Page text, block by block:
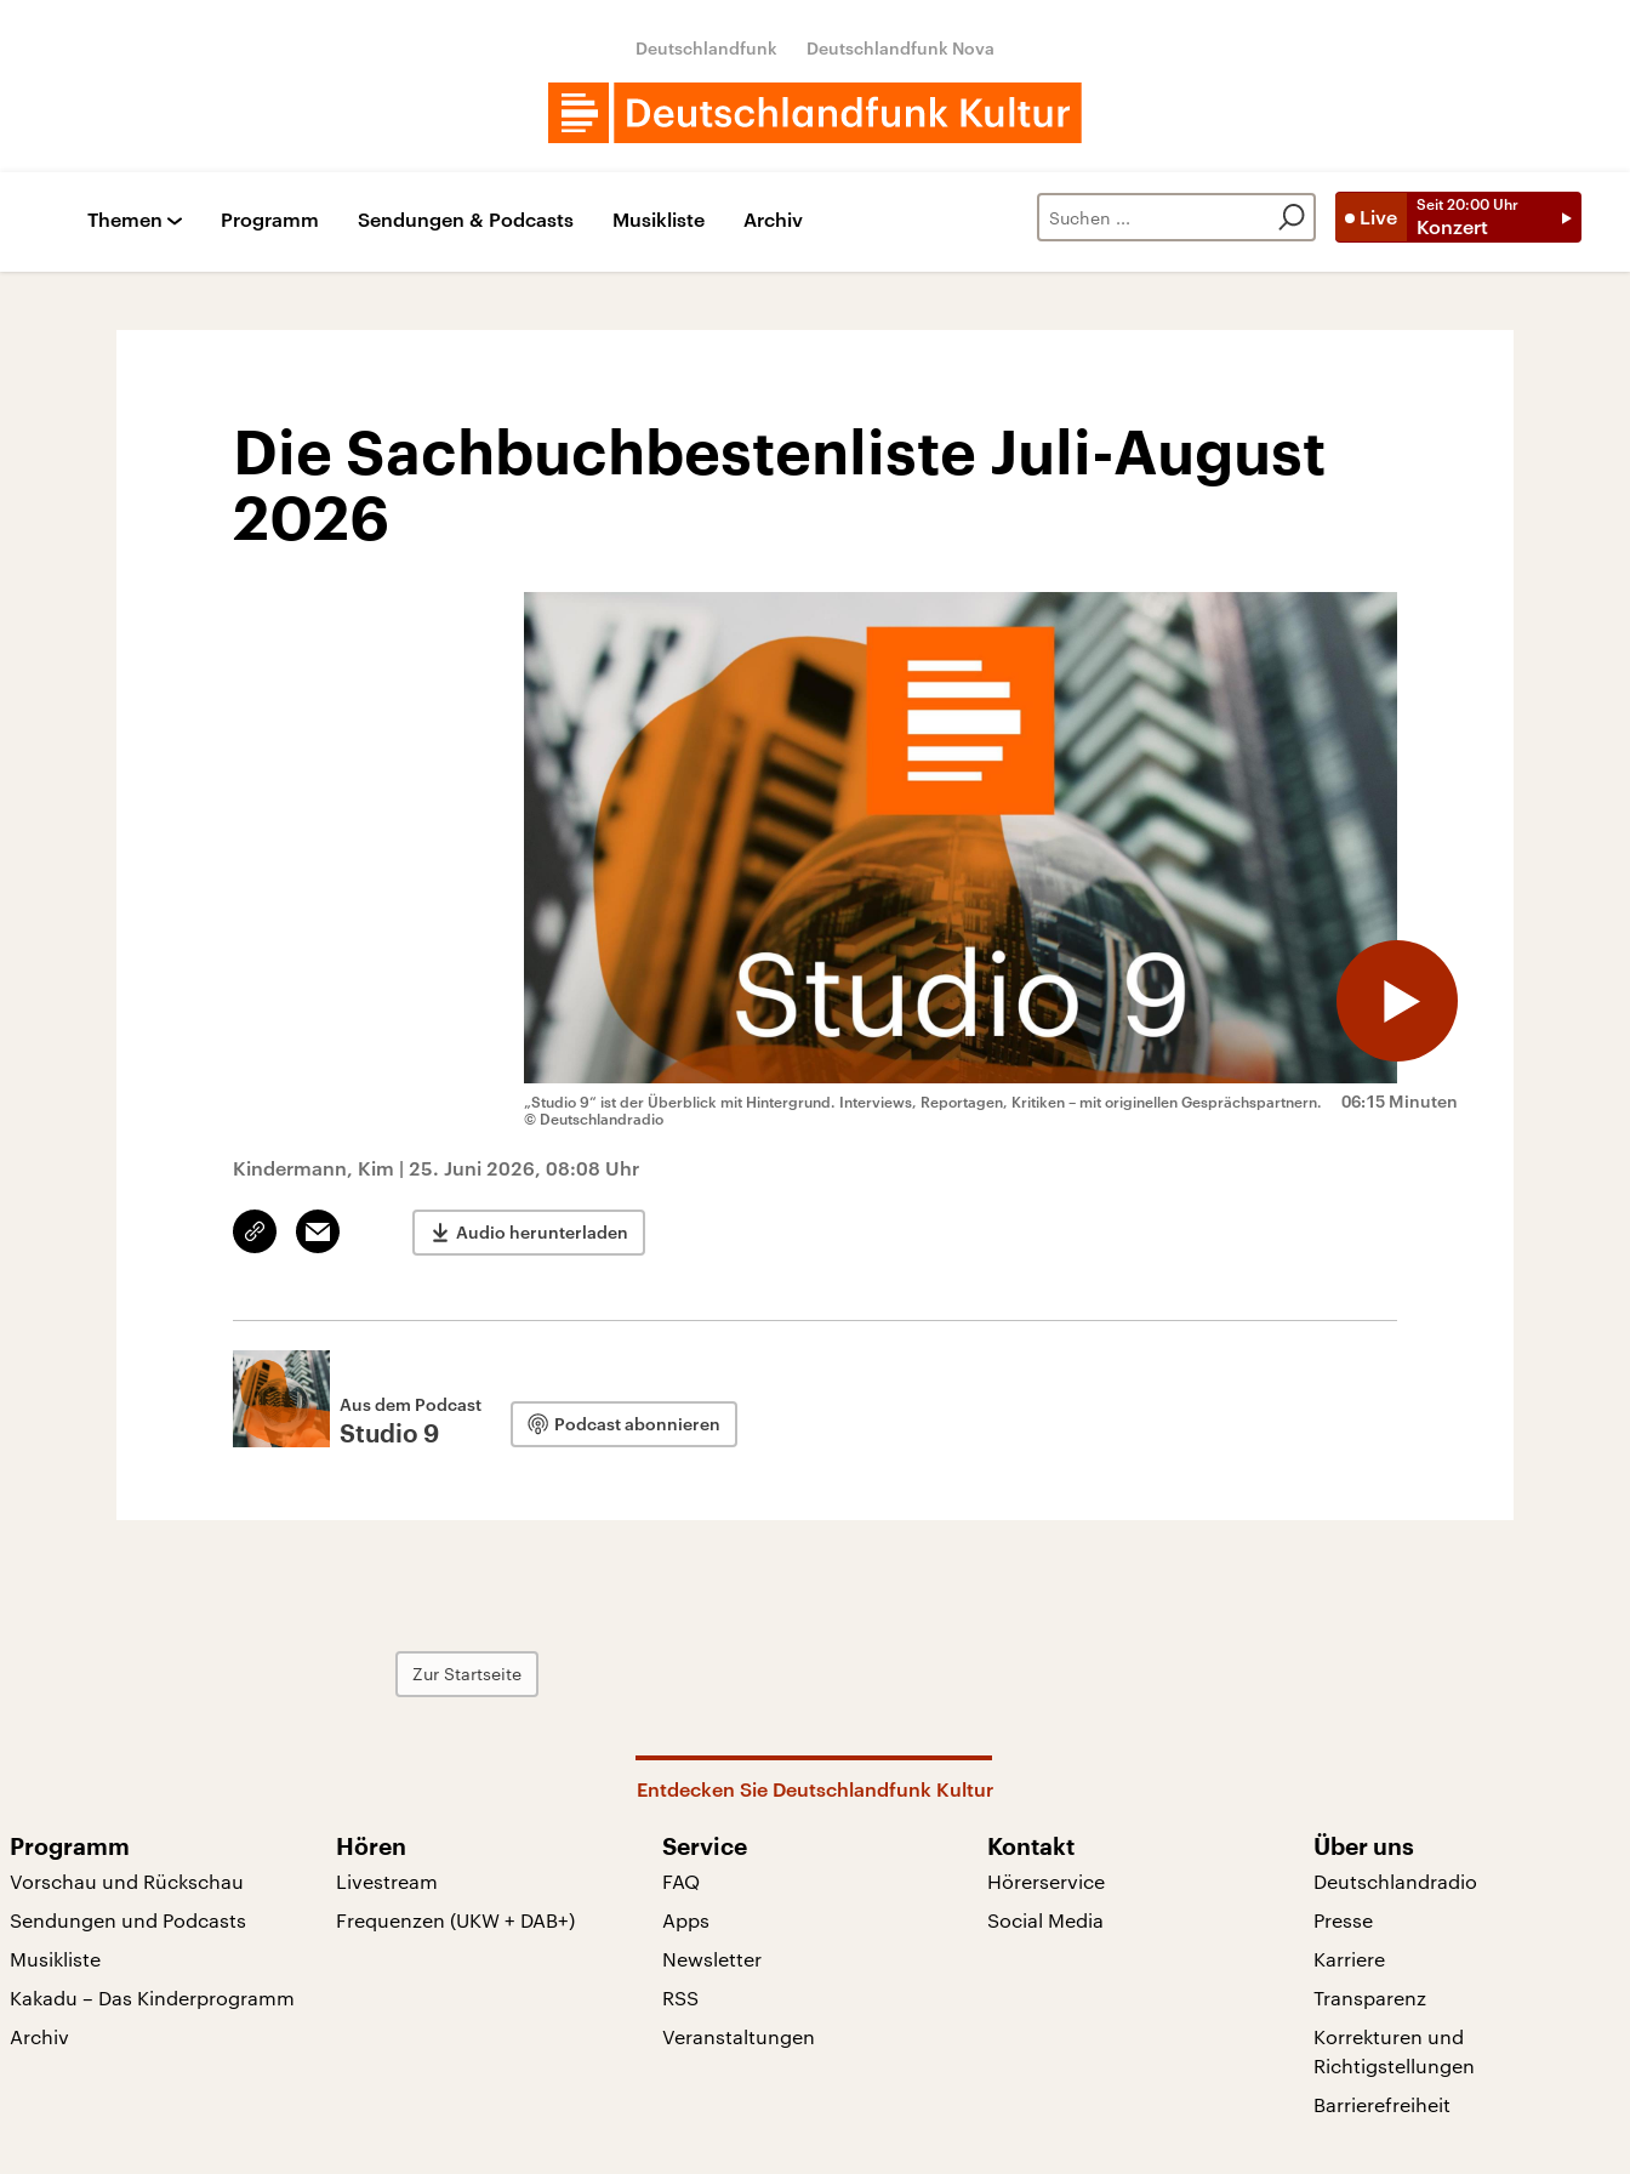
Deutschlandfunk Deutschlandfunk Nova
Live
Seit 20:00 Uhr
Konzert
Themen Programm Sendungen & Podcasts Musikliste Archiv
Die Sachbuchbestenliste Juli-August
2026
06:15 Minuten
„Studio 9“ ist der Überblick mit Hintergrund. Interviews, Reportagen, Kritiken – mit originellen Gesprächspartnern.
© Deutschlandradio
Kindermann, Kim | 25. Juni 2026, 08:08 Uhr
Link
kopieren/teilen
Email Audio herunterladen
Aus dem Podcast
Studio 9 Podcast abonnieren
Zur Startseite
Entdecken Sie Deutschlandfunk Kultur
Programm
Vorschau und Rückschau
Sendungen und Podcasts
Musikliste
Kakadu – Das Kinderprogramm
Archiv
Hören
Livestream
Frequenzen (UKW + DAB+)
Service
FAQ
Apps
Newsletter
RSS
Veranstaltungen
Kontakt
Hörerservice
Social Media
Über uns
Deutschlandradio
Presse
Karriere
Transparenz
Korrekturen und
Richtigstellungen
Barrierefreiheit